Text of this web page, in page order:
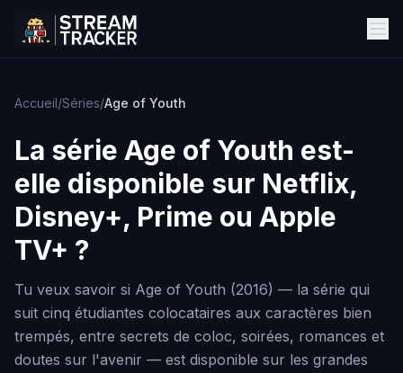
Accueil/Séries/Age of Youth
La série Age of Youth est-
elle disponible sur Netflix,
Disney+, Prime ou Apple
TV+ ?
Tu veux savoir si Age of Youth (2016) — la série qui
suit cinq étudiantes colocataires aux caractères bien
trempés, entre secrets de coloc, soirées, romances et
doutes sur l'avenir — est disponible sur les grandes